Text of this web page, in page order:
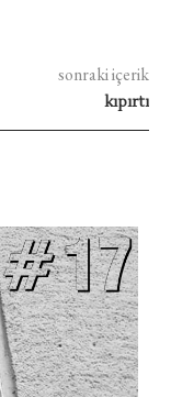
sonraki içerik
kıpırtı